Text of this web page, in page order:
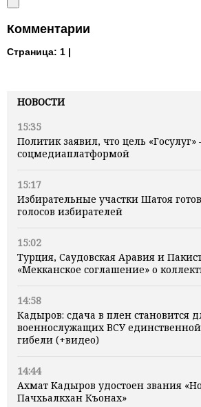
НОВОСТИ
15:35
Политик заявил, что цель
соцмедиаплатформой
15:17
Избирательные участки Шатоя
голосов избирателей
15:02
Турция, Саудовская Аравия и
«Мекканское соглашение» о
14:58
Кадыров: сдача в плен становится
военнослужащих ВСУ
гибели (+видео)
14:44
Ахмат Кадыров удостоен звания
Пачхьалкхан Къонах»
Комментарии
Страница: 1 |